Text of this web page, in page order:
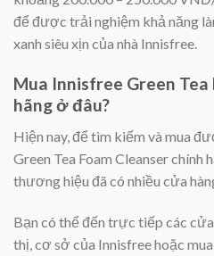
để được trải nghiệm khả năng
xanh siêu xịn của nhà Innisfree.
Mua Innisfree Green Tea
hãng ở đâu?
Hiện nay, để tìm kiếm và mua
Green Tea Foam Cleanser
thương hiệu đã có nhiều cửa
Bạn có thể đến trực tiếp các
thị, cơ sở của Innisfree hoặc